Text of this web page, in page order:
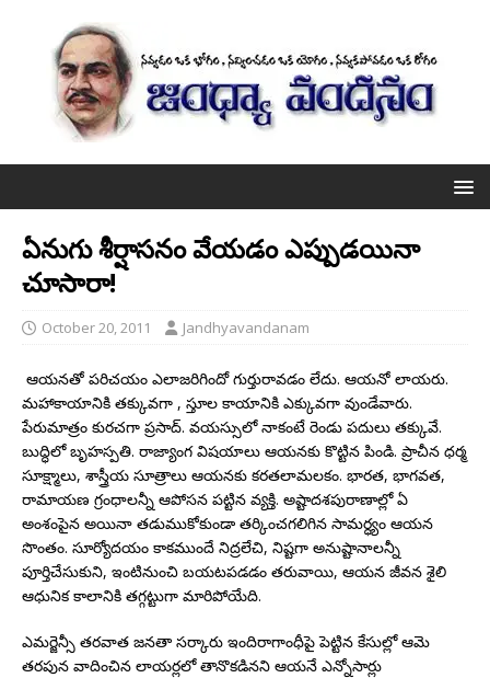
ఏనుగు శీర్షాసనం వేయడం ఎప్పుడయినా
చూసారా!
October 20, 2011 Jandhyavandanam
ఆయనతో పరిచయం ఎలాజరిగిందో గుర్తురావడం లేదు. ఆయనో లాయరు.
మహాకాయానికి తక్కువగా , స్తూల కాయానికి ఎక్కువగా వుండేవారు.
పేరుమాత్రం కురచగా ప్రసాద్. వయస్సులో నాకంటే రెండు పదులు తక్కువే.
బుద్ధిలో బృహస్పతి. రాజ్యాంగ విషయాలు ఆయనకు కొట్టిన పిండి. ప్రాచీన ధర్మ
సూక్ష్మాలు, శాస్త్రీయ సూత్రాలు ఆయనకు కరతలామలకం. భారత, భాగవత,
రామాయణ గ్రంధాలన్నీ ఆపోసన పట్టిన వ్యక్తి. అష్టాదశపురాణాల్లో ఏ
అంశంపైన అయినా తడుముకోకుండా తర్కించగలిగిన సామర్ధ్యం ఆయన
సొంతం. సూర్యోదయం కాకముందే నిద్రలేచి, నిష్టగా అనుష్టానాలన్నీ
పూర్తిచేసుకుని, ఇంటినుంచి బయటపడడం తరువాయి, ఆయన జీవన శైలి
ఆధునిక కాలానికి తగ్గట్టుగా మారిపోయేది.
ఎమర్జెన్సీ తరవాత జనతా సర్కారు ఇందిరాగాంధీపై పెట్టిన కేసుల్లో ఆమె
తరపున వాదించిన లాయర్లలో తానొకడినని ఆయనే ఎన్నోసార్లు